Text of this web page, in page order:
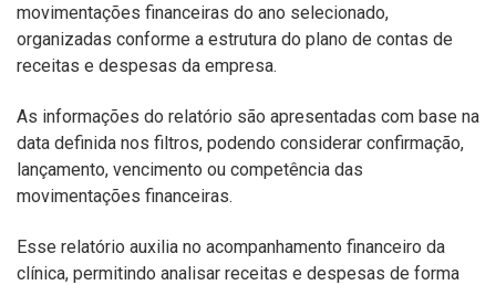
movimentações financeiras do ano selecionado,
organizadas conforme a estrutura do plano de contas de
receitas e despesas da empresa.
As informações do relatório são apresentadas com base na
data definida nos filtros, podendo considerar confirmação,
lançamento, vencimento ou competência das
movimentações financeiras.
Esse relatório auxilia no acompanhamento financeiro da
clínica, permitindo analisar receitas e despesas de forma